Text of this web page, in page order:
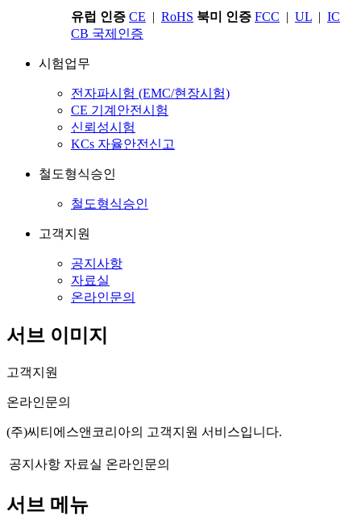
유럽 인증 CE | RoHS 북미 인증 FCC | UL | IC
CB 국제인증
시험업무
전자파시험 (EMC/현장시험)
CE 기계안전시험
신뢰성시험
KCs 자율안전신고
철도형식승인
철도형식승인
고객지원
공지사항
자료실
온라인문의
서브 이미지
고객지원
온라인문의
(주)씨티에스앤코리아의 고객지원 서비스입니다.
공지사항 자료실 온라인문의
서브 메뉴